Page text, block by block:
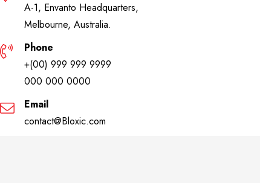
A-1, Envanto Headquarters,
Melbourne, Australia.
Phone
+(00) 999 999 9999
000 000 0000
Email
contact@Bloxic.com